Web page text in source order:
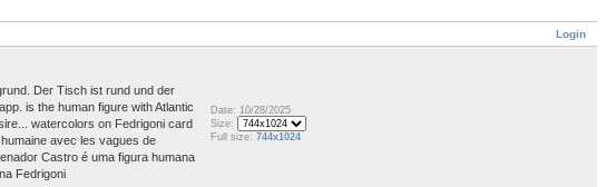
Login
Der Tisch ist rund und der
is the human figure with Atlantic
watercolors on Fedrigoni card
avec les vagues de
Castro é uma figura humana
Fedrigoni
Date: 10/28/2025
Size:
Full size: 744x1024